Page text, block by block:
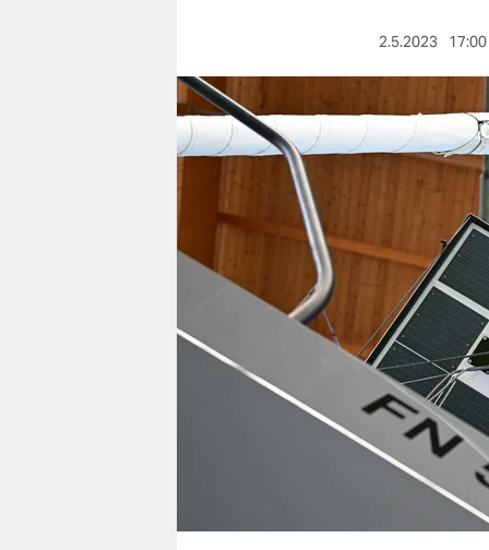
nord
wahrheit
verlag
verlag
veranstaltungen
shop
fragen & hilfe
unterstützen
2.5.2023